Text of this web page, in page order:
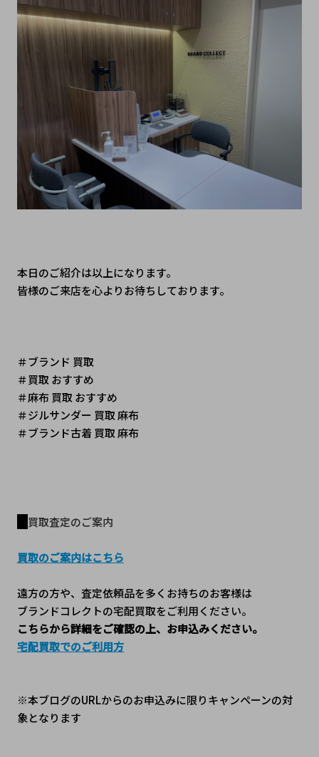
本日のご紹介は以上になります。
皆様のご来店を心よりお待ちしております。
＃ブランド 買取
＃買取 おすすめ
＃麻布 買取 おすすめ
＃ジルサンダー 買取 麻布
＃ブランド古着 買取 麻布
買取査定のご案内
買取のご案内はこちら
遠方の方や、査定依頼品を多くお持ちのお客様は
ブランドコレクトの宅配買取をご利用ください。
こちらから詳細をご確認の上、お申込みください。
宅配買取でのご利用方
※本ブログのURLからのお申込みに限りキャンペーンの対
象となります